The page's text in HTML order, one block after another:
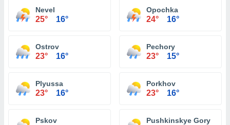
Nevel
25° 16°
Opochka
24° 16°
Ostrov
23° 16°
Pechory
23° 15°
Plyussa
23° 16°
Porkhov
23° 16°
Pskov Pushkinskye Gory